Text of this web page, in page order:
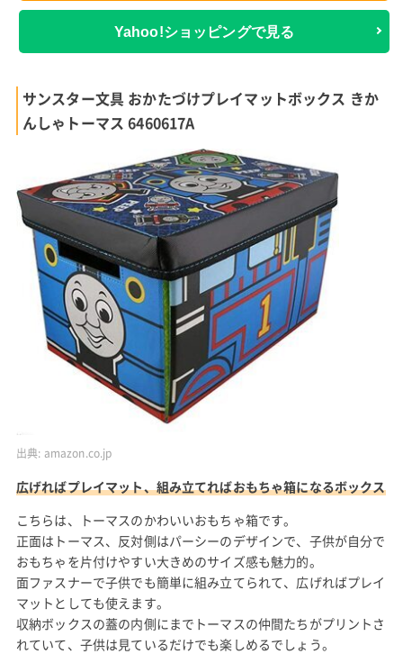
Yahoo!ショッピングで見る
サンスター文具 おかたづけプレイマットボックス きか
んしゃトーマス 6460617A
出典: amazon.co.jp
広げればプレイマット、組み立てればおもちゃ箱になるボックス
こちらは、トーマスのかわいいおもちゃ箱です。
正面はトーマス、反対側はパーシーのデザインで、子供が自分で
おもちゃを片付けやすい大きめのサイズ感も魅力的。
面ファスナーで子供でも簡単に組み立てられて、広げればプレイ
マットとしても使えます。
収納ボックスの蓋の内側にまでトーマスの仲間たちがプリントさ
れていて、子供は見ているだけでも楽しめるでしょう。